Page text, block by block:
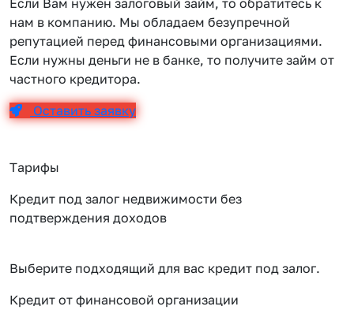
нам в компанию. Мы обладаем безупречной
репутацией перед финансовыми организациями.
Если нужны деньги не в банке, то получите займ от
частного кредитора.
Оставить заявку
Тарифы
Кредит под залог недвижимости без
подтверждения доходов
Выберите подходящий для вас кредит под залог.
Кредит от финансовой организации